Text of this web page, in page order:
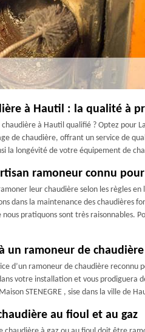
à Hautil : la qualité à
à Hautil qualifié ? Optez pour
de chaudière, offrant un service de
la longévité de votre équipement de
ramoneur connu
leur chaudière selon les règles
dans la maintenance des chaudières
nous pratiquons sont très
un ramoneur de
d’un ramoneur de chaudière
votre installation et vous prodiguera
STENEGRE , sise dans la ville de
au fioul et au gaz